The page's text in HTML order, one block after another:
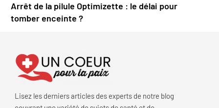
Arrêt de la pilule Optimizette : le délai pour
tomber enceinte ?
Lisez les derniers articles des experts de notre blog